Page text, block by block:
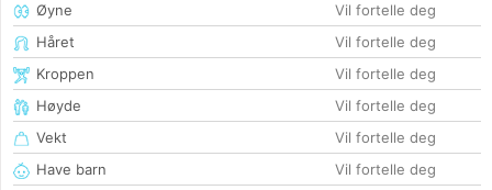
Øyne
Vil fortelle deg
Håret
Vil fortelle deg
Kroppen
Vil fortelle deg
Høyde
Vil fortelle deg
Vekt
Vil fortelle deg
Have barn
Vil fortelle deg